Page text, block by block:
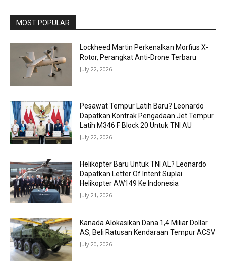
MOST POPULAR
Lockheed Martin Perkenalkan Morfius X-
Rotor, Perangkat Anti-Drone Terbaru
July 22, 2026
Pesawat Tempur Latih Baru? Leonardo
Dapatkan Kontrak Pengadaan Jet Tempur
Latih M346 F Block 20 Untuk TNI AU
July 22, 2026
Helikopter Baru Untuk TNI AL? Leonardo
Dapatkan Letter Of Intent Suplai
Helikopter AW149 Ke Indonesia
July 21, 2026
Kanada Alokasikan Dana 1,4 Miliar Dollar
AS, Beli Ratusan Kendaraan Tempur ACSV
July 20, 2026